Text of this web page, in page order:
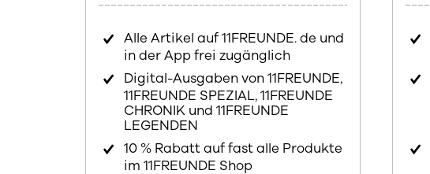
Alle Artikel auf 11FREUNDE. de und
in der App frei zugänglich
Digital-Ausgaben von 11FREUNDE,
11FREUNDE SPEZIAL, 11FREUNDE
CHRONIK und 11FREUNDE
LEGENDEN
10 % Rabatt auf fast alle Produkte
im 11FREUNDE Shop